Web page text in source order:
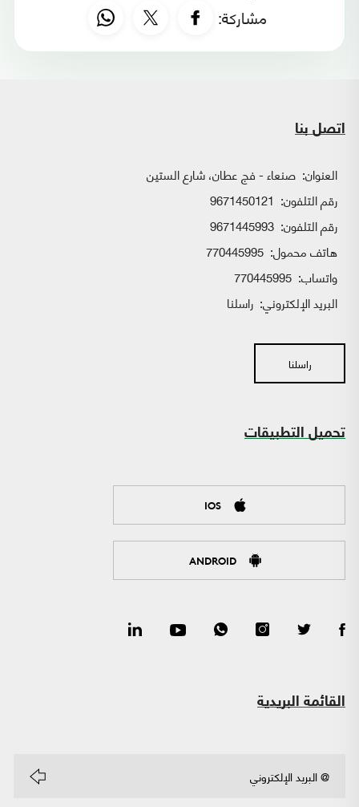
مشاركة:
اتصل بنا
العنوان: صنعاء - فج عطان، شارع الستين
رقم التلفون: 9671450121
رقم التلفون: 9671445993
هاتف محمول: 770445995
واتساب:
البريد الإلكتروني: راسلنا
راسلنا
تحميل التطبيقات
IOS
ANDROID
القائمة البريدية